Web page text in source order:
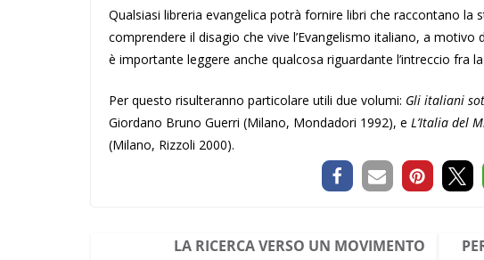
Qualsiasi libreria evangelica potrà fornire libri che raccontano la
comprendere il disagio che vive l’Evangelismo italiano, a
è importante leggere anche qualcosa riguardante l’intreccio fra
Per questo risulteranno particolare utili due volumi: Gli italiani
Giordano Bruno Guerri (Milano, Mondadori 1992), e L’Italia del
(Milano, Rizzoli 2000).
LA RICERCA VERSO UN MOVIMENTO